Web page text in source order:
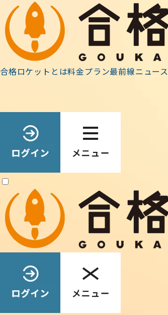
合格ロケットとは料金プラン最前線ニュース
2022.11.01 事務連絡
進化する合格ロケット